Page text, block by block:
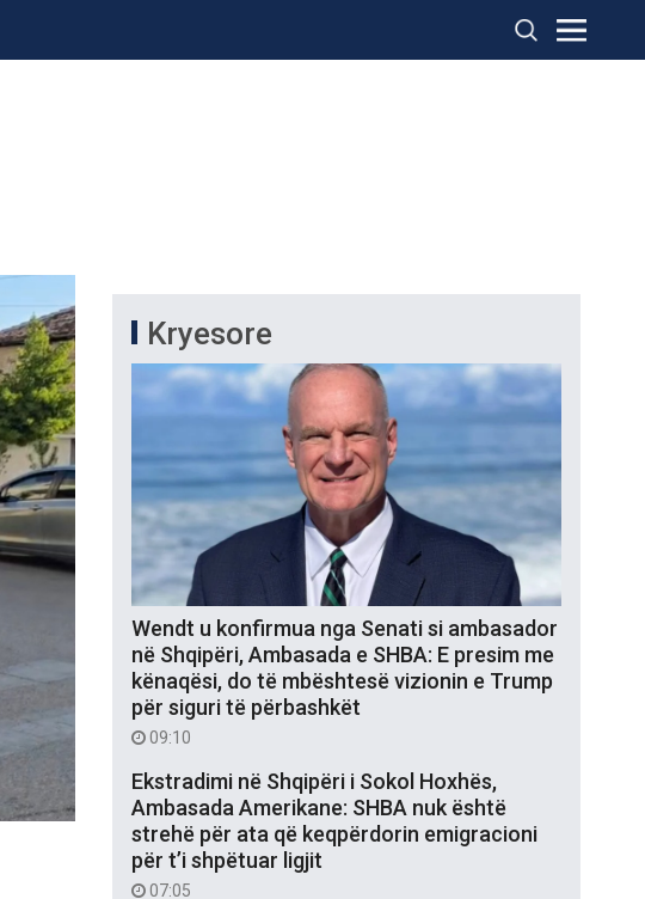
Kryesore
Wendt u konfirmua nga Senati si ambasador
në Shqipëri, Ambasada e SHBA: E presim me
kënaqësi, do të mbështesë vizionin e Trump
për siguri të përbashkët
09:10
Ekstradimi në Shqipëri i Sokol Hoxhës,
Ambasada Amerikane: SHBA nuk është
strehë për ata që keqpërdorin emigracioni
për t’i shpëtuar ligjit
07:05